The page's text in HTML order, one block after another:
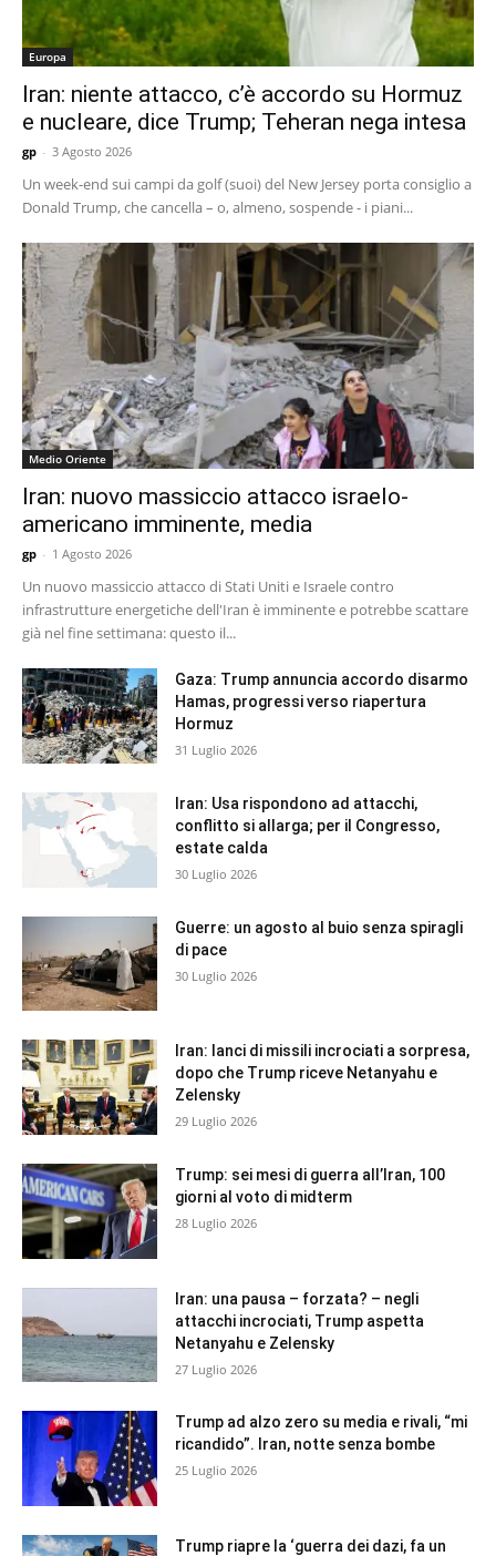
Europa
Iran: niente attacco, c’è accordo su Hormuz
e nucleare, dice Trump; Teheran nega intesa
gp - 3 Agosto 2026
Un week-end sui campi da golf (suoi) del New Jersey porta consiglio a
Donald Trump, che cancella – o, almeno, sospende - i piani...
Medio Oriente
Iran: nuovo massiccio attacco israelo-
americano imminente, media
gp - 1 Agosto 2026
Un nuovo massiccio attacco di Stati Uniti e Israele contro
infrastrutture energetiche dell'Iran è imminente e potrebbe scattare
già nel fine settimana: questo il...
Gaza: Trump annuncia accordo disarmo
Hamas, progressi verso riapertura
Hormuz
31 Luglio 2026
Iran: Usa rispondono ad attacchi,
conflitto si allarga; per il Congresso,
estate calda
30 Luglio 2026
Guerre: un agosto al buio senza spiragli
di pace
30 Luglio 2026
Iran: lanci di missili incrociati a sorpresa,
dopo che Trump riceve Netanyahu e
Zelensky
29 Luglio 2026
Trump: sei mesi di guerra all’Iran, 100
giorni al voto di midterm
28 Luglio 2026
Iran: una pausa – forzata? – negli
attacchi incrociati, Trump aspetta
Netanyahu e Zelensky
27 Luglio 2026
Trump ad alzo zero su media e rivali, “mi
ricandido”. Iran, notte senza bombe
25 Luglio 2026
Trump riapre la ‘guerra dei dazi, fa un